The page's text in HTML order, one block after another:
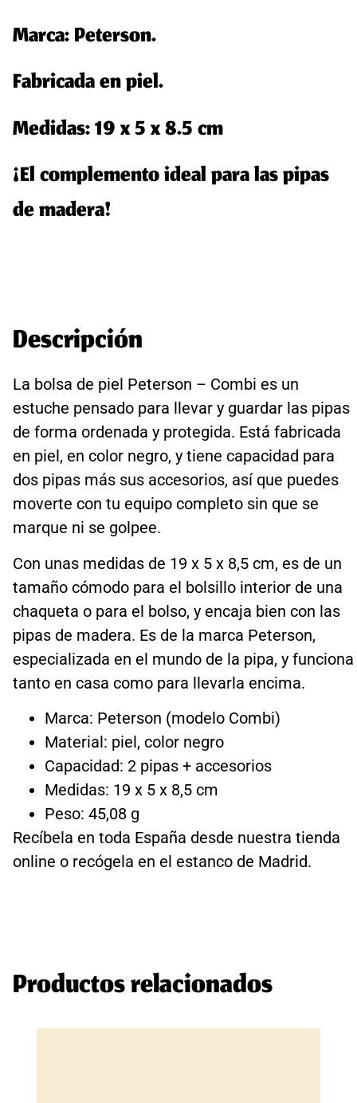
Marca: Peterson.
Fabricada en piel.
Medidas: 19 x 5 x 8.5 cm
¡El complemento ideal para las pipas
de madera!
Descripción
La bolsa de piel Peterson – Combi es un
estuche pensado para llevar y guardar las pipas
de forma ordenada y protegida. Está fabricada
en piel, en color negro, y tiene capacidad para
dos pipas más sus accesorios, así que puedes
moverte con tu equipo completo sin que se
marque ni se golpee.
Con unas medidas de 19 x 5 x 8,5 cm, es de un
tamaño cómodo para el bolsillo interior de una
chaqueta o para el bolso, y encaja bien con las
pipas de madera. Es de la marca Peterson,
especializada en el mundo de la pipa, y funciona
tanto en casa como para llevarla encima.
Marca: Peterson (modelo Combi)
Material: piel, color negro
Capacidad: 2 pipas + accesorios
Medidas: 19 x 5 x 8,5 cm
Peso: 45,08 g
Recíbela en toda España desde nuestra tienda
online o recógela en el estanco de Madrid.
Productos relacionados